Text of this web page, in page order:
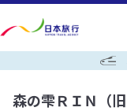
森の雫ＲＩＮ（